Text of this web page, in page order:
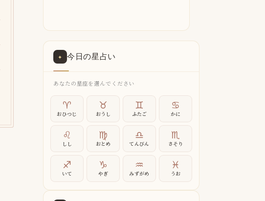
✦ 今日の星占い
あなたの星座を選んでください
♈
おひつじ
♉
おうし
♊
ふたご
♋
かに
♌
しし
♍
おとめ
♎
てんびん
♏
さそり
♐
いて
♑
やぎ
♒
みずがめ
♓
うお